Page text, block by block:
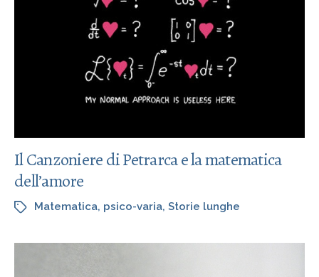
Il Canzoniere di Petrarca e la matematica
dell’amore
Matematica, psico-varia, Storie lunghe